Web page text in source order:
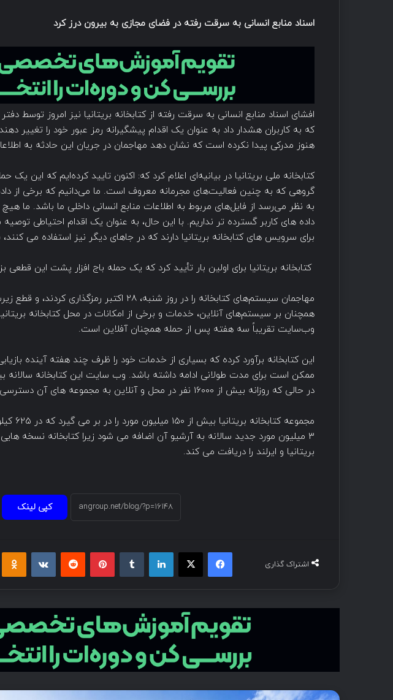
اسناد منابع انسانی به سرقت رفته در فضای مجازی به بیرون درز کرد
افشای اسناد منابع انسانی به سرقت رفته از کتابخانه بریتانیا نیز امروز توسط
که به کاربران هشدار داد به عنوان یک اقدام پیشگیرانه رمز عبور خود را تغییر
هنوز مدرکی پیدا نکرده است که نشان دهد مهاجمان در جریان این حادثه به
کتابخانه ملی بریتانیا در بیانیه‌ای اعلام کرد که: اکنون تایید کرده‌ایم که این یک
گروهی که به چنین فعالیت‌های مجرمانه معروف است. ما می‌دانیم که برخی از
به نظر می‌رسد از فایل‌های مربوط به اطلاعات منابع انسانی داخلی ما باشد. ما
داده های کاربر گسترده تر نداریم. با این حال، به عنوان یک اقدام احتیاطی
برای سرویس های کتابخانه بریتانیا دارند که در جاهای دیگر نیز استفاده می کنند،
کتابخانه بریتانیا برای اولین بار تأیید کرد که یک حمله باج افزار پشت این
مهاجمان سیستم‌های کتابخانه را در روز شنبه، 28
وب‌سایت تقریباً سه هفته پس از حمله همچنان آفلاین است.
این کتابخانه برآورد کرده که بسیاری از خدمات خود را ظرف چند هفته آینده
در حالی که روزانه بیش از 16000 نفر در محل و آنلاین به مجموعه های آن دسترسی دارند.
مجموعه
3 میلیون مورد جدید سالانه به آرشیو آن اضافه می شود زیرا کتابخانه نسخه
بریتانیا و ایرلند را دریافت می کند.
کپی لینک
اشتراک گذاری